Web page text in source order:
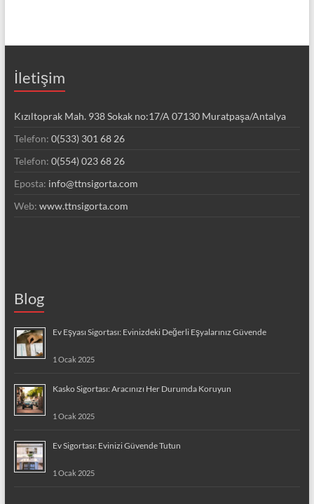
İletişim
Kızıltoprak Mah. 938 Sokak no:17/A 07130 Muratpaşa/Antalya
Telefon: 0(533) 301 68 26
Telefon: 0(554) 023 68 26
Eposta: info@ttnsigorta.com
Web: www.ttnsigorta.com
Blog
Ev Eşyası Sigortası: Evinizdeki Değerli Eşyalarınız Güvende
1 Ocak 2025
Kasko Sigortası: Aracınızı Her Durumda Koruyun
1 Ocak 2025
Ev Sigortası: Evinizi Güvende Tutun
1 Ocak 2025